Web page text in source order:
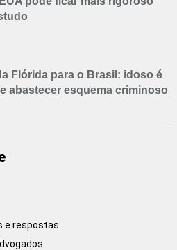
Flórida para o Brasil: idoso é
abastecer esquema criminoso
e respostas